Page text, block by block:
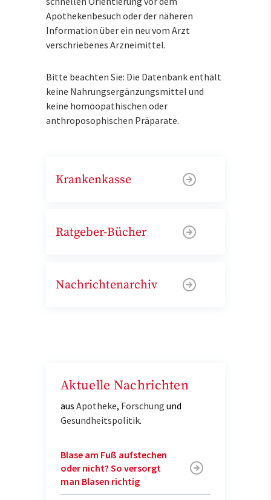
Apothekenbesuch oder der näheren
Information über ein neu vom Arzt
verschriebenes Arzneimittel.
Bitte beachten Sie: Die Datenbank enthält
keine Nahrungsergänzungsmittel und
keine homöopathischen oder
anthroposophischen Präparate.
Krankenkasse
Ratgeber-Bücher
Nachrichtenarchiv
Aktuelle Nachrichten
aus Apotheke, Forschung und
Gesundheitspolitik.
Blase am Fuß aufstechen
oder nicht? So versorgt
man Blasen richtig